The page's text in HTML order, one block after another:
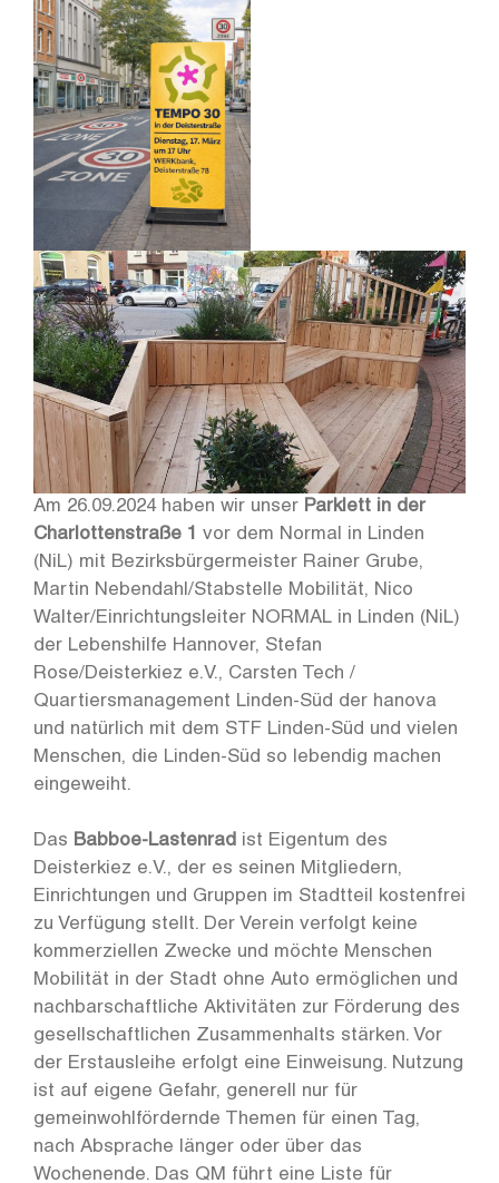
Am 26.09.2024 haben wir unser Parklett in der
Charlottenstraße 1
vor dem Normal in Linden
(NiL) mit Bezirksbürgermeister Rainer Grube,
Martin Nebendahl/Stabstelle Mobilität, Nico
Walter/Einrichtungsleiter NORMAL in Linden (NiL)
der Lebenshilfe Hannover, Stefan
Rose/Deisterkiez e.V., Carsten Tech /
Quartiersmanagement Linden-Süd der hanova
und natürlich mit dem STF Linden-Süd und vielen
Menschen, die Linden-Süd so lebendig machen
eingeweiht.
Das Babboe-Lastenrad ist Eigentum des
Deisterkiez e.V., der es seinen Mitgliedern,
Einrichtungen und Gruppen im Stadtteil kostenfrei
zu Verfügung stellt. Der Verein verfolgt keine
kommerziellen Zwecke und möchte Menschen
Mobilität in der Stadt ohne Auto ermöglichen und
nachbarschaftliche Aktivitäten zur Förderung des
gesellschaftlichen Zusammenhalts stärken. Vor
der Erstausleihe erfolgt eine Einweisung. Nutzung
ist auf eigene Gefahr, generell nur für
gemeinwohlfördernde Themen für einen Tag,
nach Absprache länger oder über das
Wochenende. Das QM führt eine Liste für